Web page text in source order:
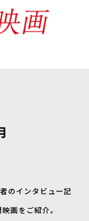
のインタビュー記
画をご紹介。